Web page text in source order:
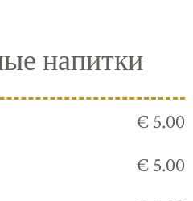
напитки
€ 5.00
€ 5.00